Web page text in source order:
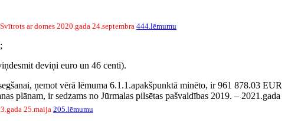
Svītrots ar domes 2020.gada 24.septembra 444.lēmumu
deviņi euro un 46 centi).
ņemot vērā lēmuma 6.1.1.apakšpunktā minēto, ir 961 878.03 EUR
plānam, ir sedzams no Jūrmalas pilsētas pašvaldības 2019. – 2021.gada
25.maija205.lēmumu